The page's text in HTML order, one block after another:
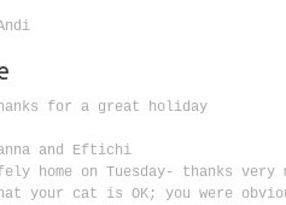
for a great holiday
and Eftichi
home on Tuesday- thanks very
your cat is OK; you were